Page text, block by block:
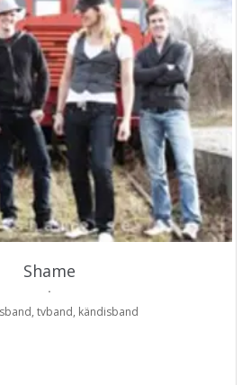
Shame
.
tvband, kändisband